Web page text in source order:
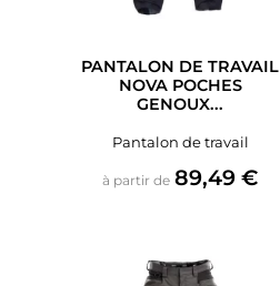
PANTALON DE TRAVAIL
NOVA POCHES
GENOUX...
Pantalon de travail
à partir de Prix
89,49 €